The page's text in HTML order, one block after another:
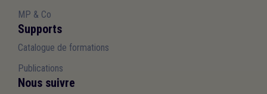
MP & Co
Supports
Catalogue de formations
Publications
Nous suivre